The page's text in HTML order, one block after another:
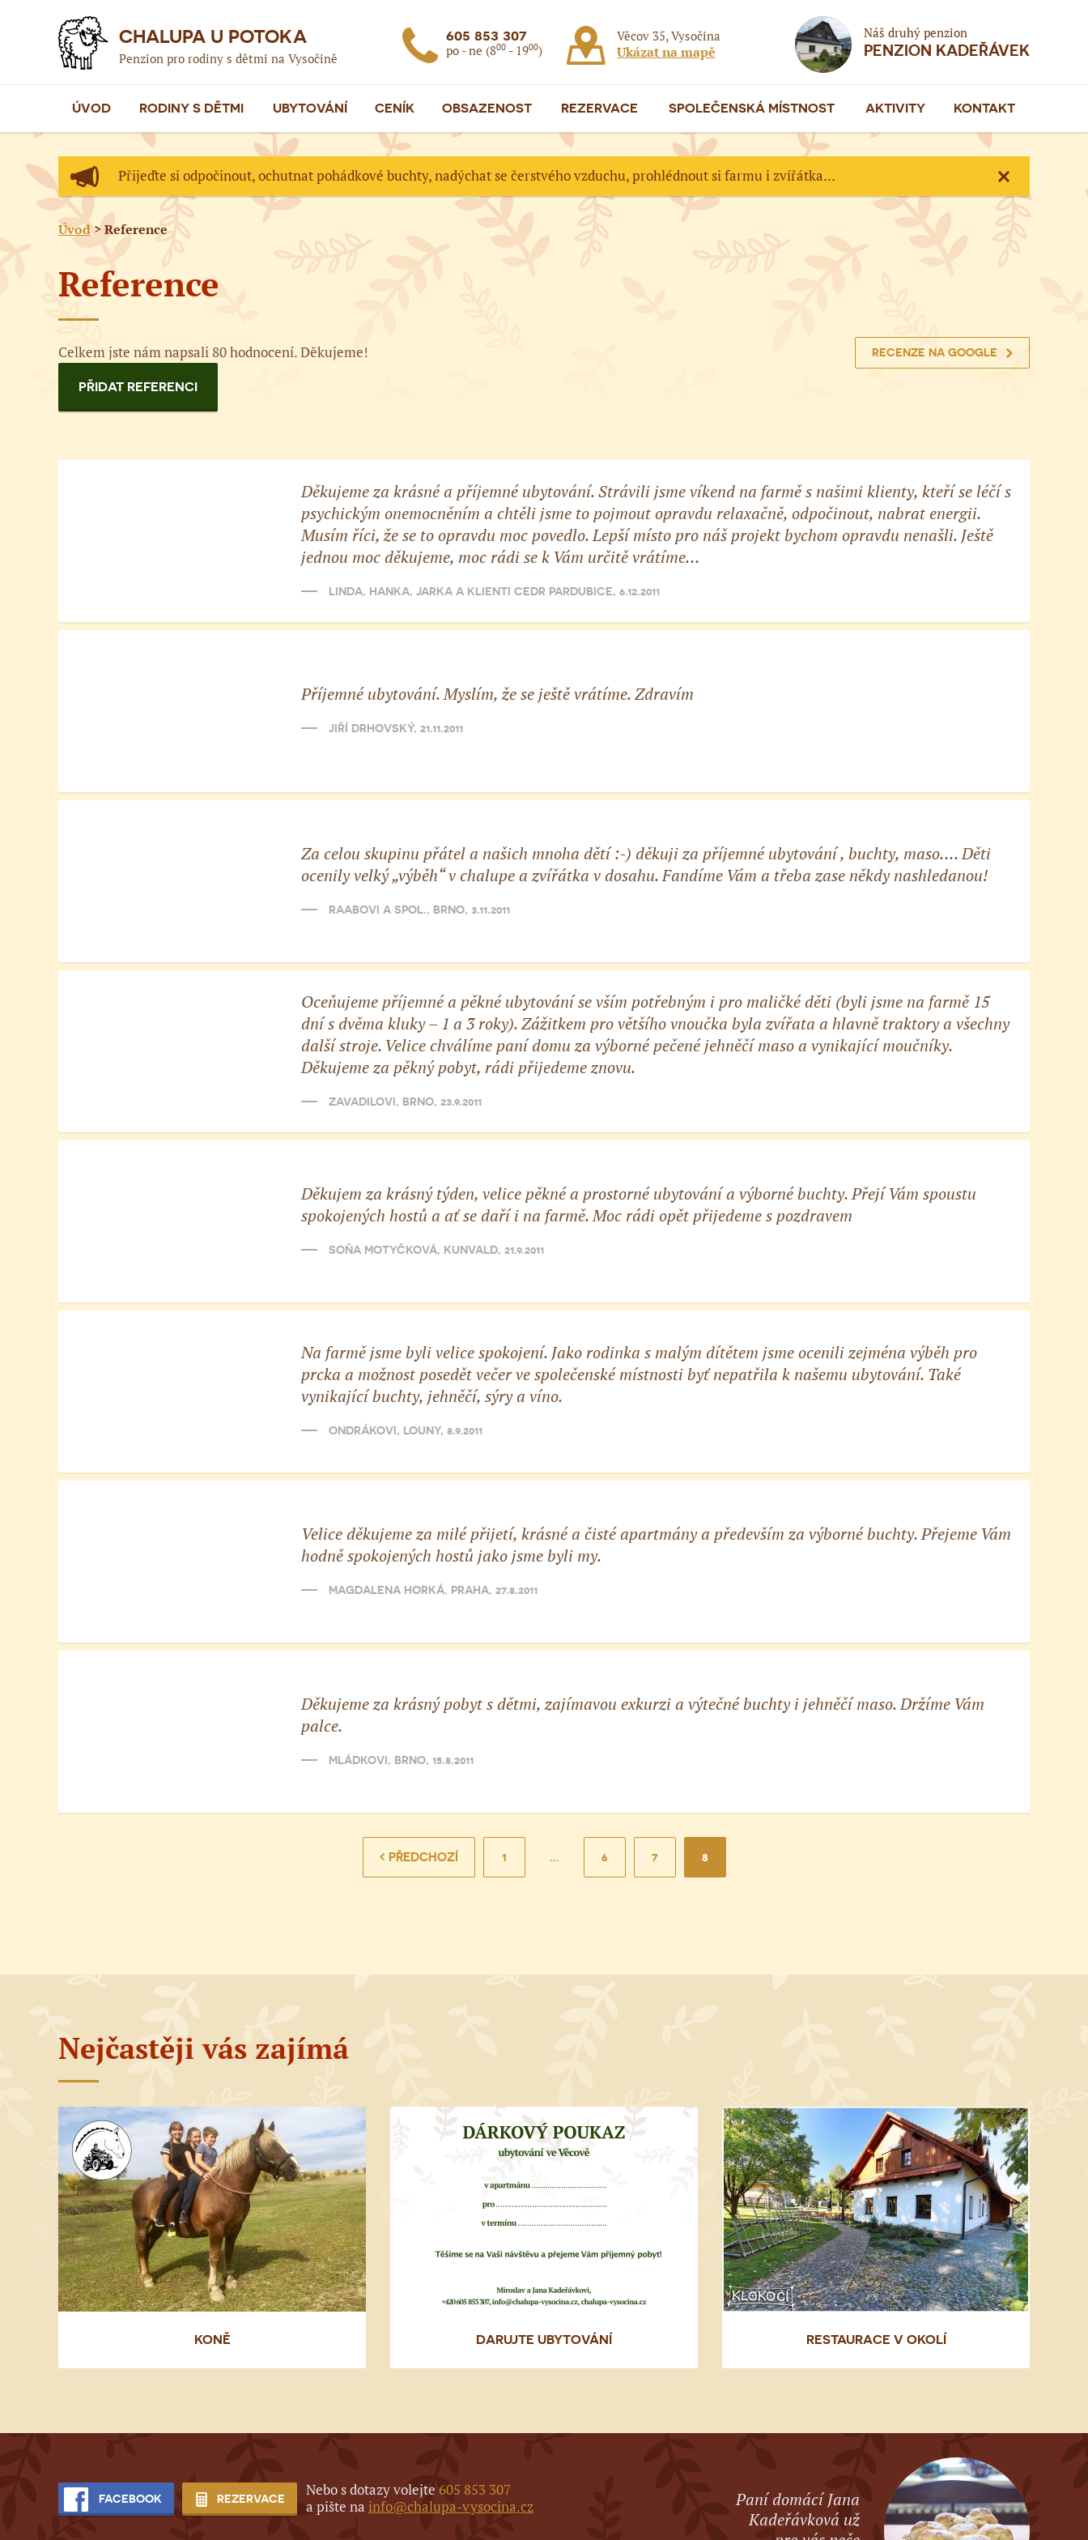
CHALUPA U POTOKA
Penzion pro rodiny s dětmi na Vysočině
605 853 307
po - ne (800 - 1900)
Věcov 35, Vysočina
Ukázat na mapě
Náš druhý penzion
PENZION KADEŘÁVEK
ÚVOD RODINY S DĚTMI UBYTOVÁNÍ CENÍK OBSAZENOST REZERVACE SPOLEČENSKÁ MÍSTNOST AKTIVITY KONTAKT
Přijeďte si odpočinout, ochutnat pohádkové buchty, nadýchat se čerstvého vzduchu, prohlédnout si farmu i zvířátka… ZAVŘÍT
Úvod > Reference
Reference
Celkem jste nám napsali 80 hodnocení. Děkujeme!
PŘIDAT REFERENCI
RECENZE NA GOOGLE
Děkujeme za krásné a příjemné ubytování. Strávili jsme víkend na farmě s našimi klienty, kteří se léčí s
psychickým onemocněním a chtěli jsme to pojmout opravdu relaxačně, odpočinout, nabrat energii.
Musím říci, že se to opravdu moc povedlo. Lepší místo pro náš projekt bychom opravdu nenašli. Ještě
jednou moc děkujeme, moc rádi se k Vám určitě vrátíme…
LINDA, HANKA, JARKA A KLIENTI CEDR PARDUBICE, 6.12.2011
Příjemné ubytování. Myslím, že se ještě vrátíme. Zdravím
JIŘÍ DRHOVSKÝ, 21.11.2011
Za celou skupinu přátel a našich mnoha dětí :-) děkuji za příjemné ubytování , buchty, maso…. Děti
ocenily velký „výběh“ v chalupe a zvířátka v dosahu. Fandíme Vám a třeba zase někdy nashledanou!
RAABOVI A SPOL., BRNO, 3.11.2011
Oceňujeme příjemné a pěkné ubytování se vším potřebným i pro maličké děti (byli jsme na farmě 15
dní s dvěma kluky – 1 a 3 roky). Zážitkem pro většího vnoučka byla zvířata a hlavně traktory a všechny
další stroje. Velice chválíme paní domu za výborné pečené jehněčí maso a vynikající moučníky.
Děkujeme za pěkný pobyt, rádi přijedeme znovu.
ZAVADILOVI, BRNO, 23.9.2011
Děkujem za krásný týden, velice pěkné a prostorné ubytování a výborné buchty. Přejí Vám spoustu
spokojených hostů a ať se daří i na farmě. Moc rádi opět přijedeme s pozdravem
SOŇA MOTYČKOVÁ, KUNVALD, 21.9.2011
Na farmě jsme byli velice spokojení. Jako rodinka s malým dítětem jsme ocenili zejména výběh pro
prcka a možnost posedět večer ve společenské místnosti byť nepatřila k našemu ubytování. Také
vynikající buchty, jehněčí, sýry a víno.
ONDRÁKOVI, LOUNY, 8.9.2011
Velice děkujeme za milé přijetí, krásné a čisté apartmány a především za výborné buchty. Přejeme Vám
hodně spokojených hostů jako jsme byli my.
MAGDALENA HORKÁ, PRAHA, 27.8.2011
Děkujeme za krásný pobyt s dětmi, zajímavou exkurzi a výtečné buchty i jehněčí maso. Držíme Vám
palce.
MLÁDKOVI, BRNO, 15.8.2011
PŘEDCHOZÍ 1 … 6 7 8
Nejčastěji vás zajímá
KONĚ DARUJTE UBYTOVÁNÍ RESTAURACE V OKOLÍ
FACEBOOK REZERVACE Nebo s dotazy volejte 605 853 307
a pište na info@chalupa-vysocina.cz
Paní domácí Jana
Kadeřávková už